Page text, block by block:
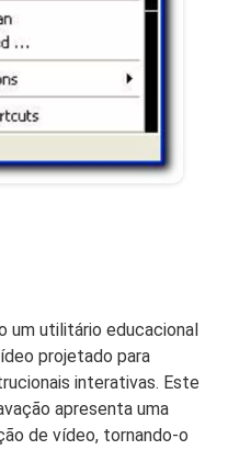
utilitário educacional
projetado para
interativas. Este
apresenta uma
de vídeo, tornando-o